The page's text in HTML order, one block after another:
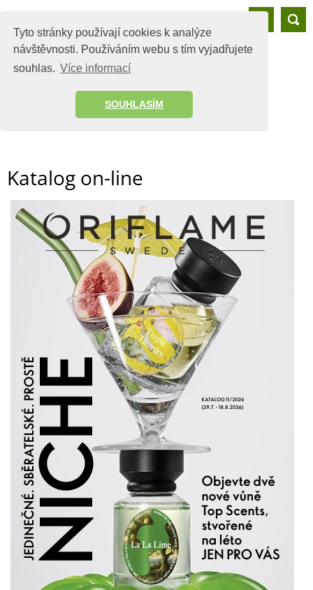
Tyto stránky používají cookies k analýze
návštěvnosti. Používáním webu s tím vyjadřujete
souhlas. Více informací
SOUHLASÍM
Oriflame Ochrana osobních údajů
Ochrana osobních údajů
Katalog on-line